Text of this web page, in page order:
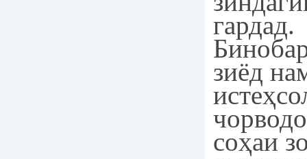
гардад.
зиёд
соҳаи